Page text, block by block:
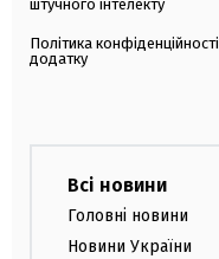
штучного інтелекту
Політика конфіденційності
додатку
Всі новини
Головні новини
Новини України